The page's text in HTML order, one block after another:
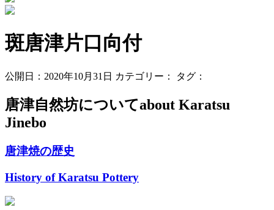
斑唐津片口向付
公開日：2020年10月31日 カテゴリー： タグ：
唐津自然坊についてabout Karatsu
Jinebo
唐津焼の歴史
History of Karatsu Pottery